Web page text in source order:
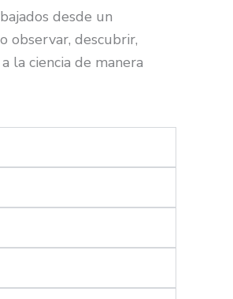
desde un
observar, descubrir,
la ciencia de manera